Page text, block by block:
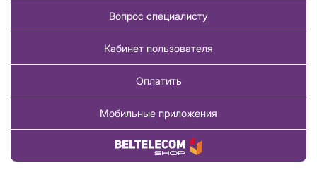
Вопрос специалисту
Кабинет пользователя
Оплатить
Мобильные приложения
Купить товар